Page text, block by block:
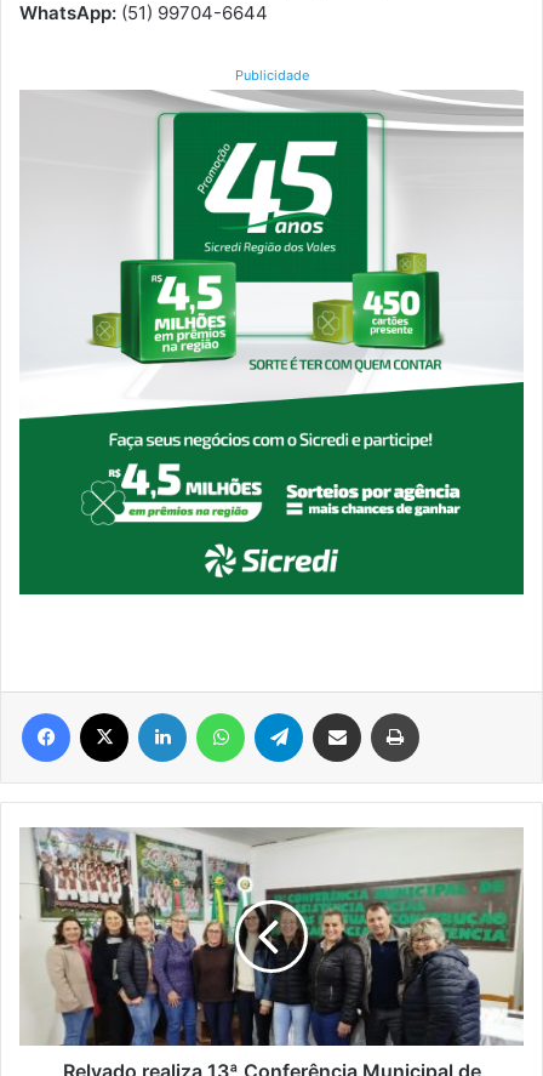
WhatsApp: (51) 99704-6644
Publicidade
Facebook Linkedin WhatsAppTelegram Compartilhar via e-mail
Relvado
realiza
13ª
Conferência
Municipal
Assistência
Social
com